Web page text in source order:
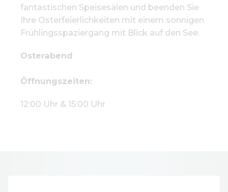
fantastischen Speisesälen und beenden Sie
Ihre Osterfeierlichkeiten mit einem sonnigen
Frühlingsspaziergang mit Blick auf den See.
Osterabend
Öffnungszeiten:
12:00 Uhr & 15:00 Uhr